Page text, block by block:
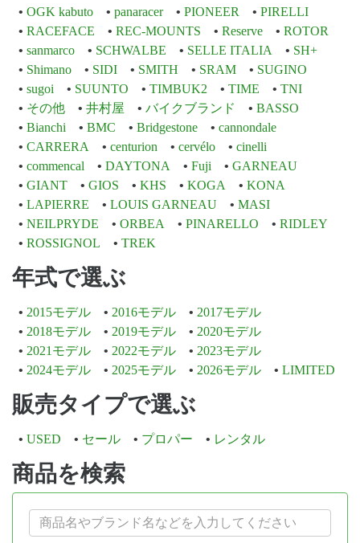
OGK kabuto
panaracer PIONEER
PIRELLI
RACEFACE
REC-MOUNTS Reserve
ROTOR
sanmarco
SCHWALBE SELLE ITALIA
SH+
Shimano
SIDI SMITH SRAM
SUGINO
sugoi
SUUNTO TIMBUK2 TIME
TNI
その他
井村屋 バイクブランド
BASSO
Bianchi
BMC Bridgestone
cannondale
CARRERA
centurion cervélo
cinelli
commencal
DAYTONA Fuji
GARNEAU
GIANT
GIOS KHS KOGA
KONA
LAPIERRE
LOUIS GARNEAU
MASI
NEILPRYDE
ORBEA PINARELLO
RIDLEY
ROSSIGNOL
TREK
年式で選ぶ
2015モデル 2016モデル
2017モデル
2018モデル
2019モデル
2020モデル
2021モデル
2022モデル
2023モデル
2024モデル
2025モデル 2026モデル LIMITED
販売タイプで選ぶ
USED セール プロパー レンタル
商品を検索